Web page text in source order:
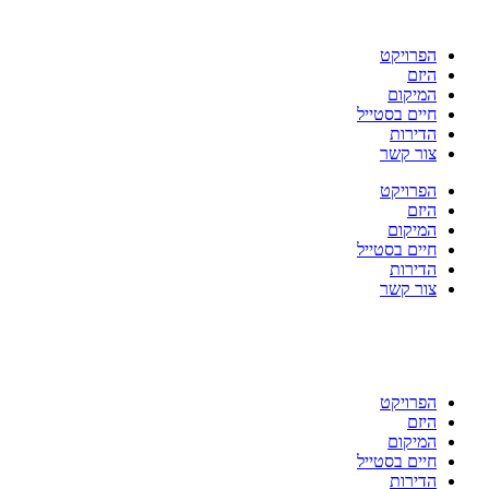
הפרויקט
היזם
המיקום
חיים בסטייל
הדירות
צור קשר
הפרויקט
היזם
המיקום
חיים בסטייל
הדירות
צור קשר
הפרויקט
היזם
המיקום
חיים בסטייל
הדירות